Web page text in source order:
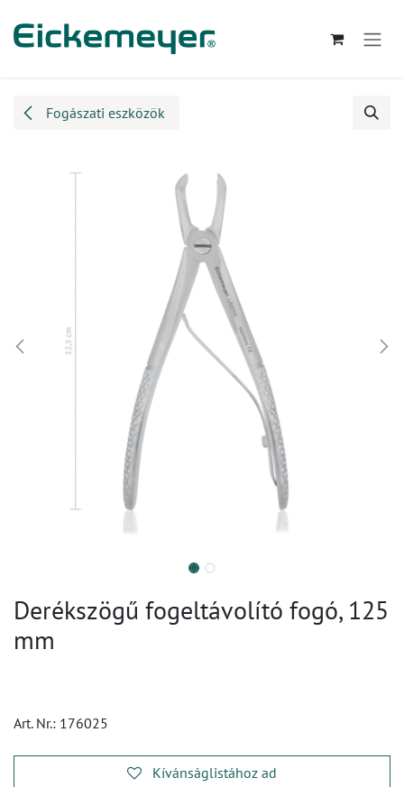
Fogászati eszközök
Derékszögű fogeltávolító fogó, 125
mm
Art. Nr.: 176025
Kívánságlistához ad